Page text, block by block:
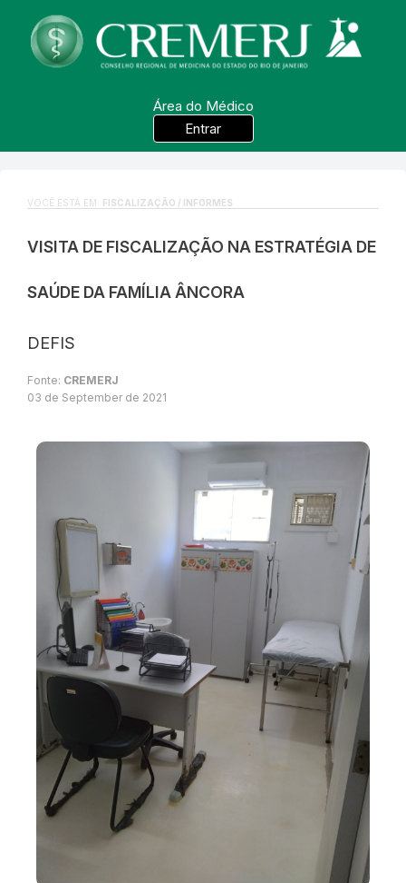
Área do Médico
Entrar
VOCÊ ESTÁ EM: FISCALIZAÇÃO / INFORMES
VISITA DE FISCALIZAÇÃO NA ESTRATÉGIA DE
SAÚDE DA FAMÍLIA ÂNCORA
DEFIS
Fonte: CREMERJ
03 de September de 2021